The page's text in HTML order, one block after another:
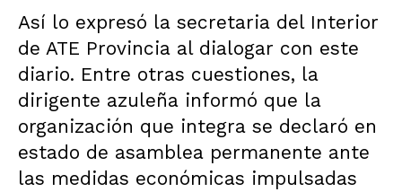
Así lo expresó la secretaria del Interior
de ATE Provincia al dialogar con este
diario. Entre otras cuestiones, la
dirigente azuleña informó que la
organización que integra se declaró en
estado de asamblea permanente ante
las medidas económicas impulsadas